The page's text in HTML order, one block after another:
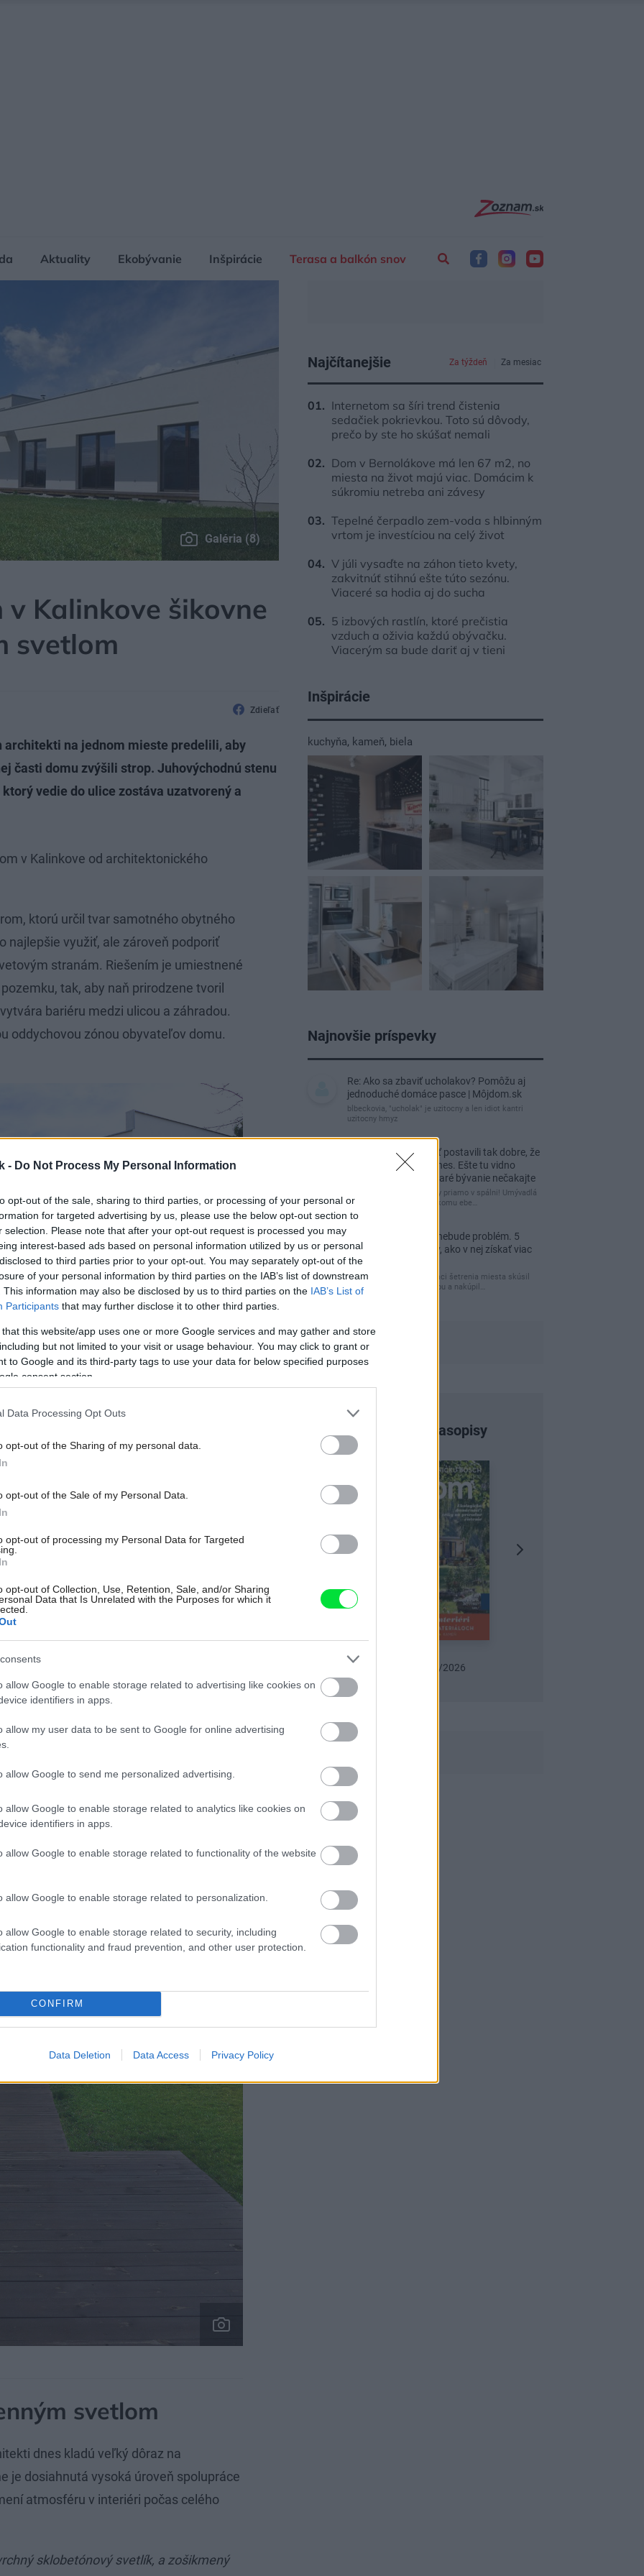
- Do Not Process My Personal Information
opt-out of the sale, sharing to third parties, or processing of your personal or
for targeted advertising by us, please use the below opt-out section to
selection. Please note that after your opt-out request is processed you may
interest-based ads based on personal information utilized by us or personal
to third parties prior to your opt-out. You may separately opt-out of the
of your personal information by third parties on the IAB’s list of downstream
This information may also be disclosed by us to third parties on the IAB’s List of
Participants that may further disclose it to other third parties.
that this website/app uses one or more Google services and may gather and store
but not limited to your visit or usage behaviour. You may click to grant or
to Google and its third-party tags to use your data for below specified purposes
consent section.
Data Processing Opt Outs
opt-out of the Sharing of my personal data.
opt-out of the Sale of my Personal Data.
opt-out of processing my Personal Data for Targeted
opt-out of Collection, Use, Retention, Sale, and/or Sharing
Data that Is Unrelated with the Purposes for which it
allow Google to enable storage related to advertising like cookies on
identifiers in apps.
allow my user data to be sent to Google for online advertising
allow Google to send me personalized advertising.
allow Google to enable storage related to analytics like cookies on
identifiers in apps.
allow Google to enable storage related to functionality of the website
allow Google to enable storage related to personalization.
allow Google to enable storage related to security, including
functionality and fraud prevention, and other user protection.
CONFIRM
Data Deletion Data Access Privacy Policy
Aktuality Ekobývanie Inšpirácie Terasa a balkón snov
Galéria (8)
Kalinkove šikovne
svetlom
Zdieľať
architekti na jednom mieste predelili, aby
časti domu zvýšili strop. Juhovýchodnú stenu
vedie do ulice zostáva uzatvorený a
v Kalinkove od architektonického
ktorú určil tvar samotného obytného
najlepšie využiť, ale zároveň podporiť
stranám. Riešením je umiestnené
tak, aby naň prirodzene tvoril
bariéru medzi ulicou a záhradou.
oddychovou zónou obyvateľov domu.
majiteľov domu. Zo zádveria
a obývacej izby, ktorá je spojená s
priestoru. Veľkoplošné
hranice medzi interiérom a
cítiť ako v prírode.
vytvára výška stropu a jeho
steny oddelený sklobetónovým
priestoru. Z kuchyne vojdete do
ju dve izby, kúpeľňa, a rodičovská
Z každej izby je možný priamy prístup
okná.
svetlom
dnes kladú veľký dôraz na
je dosiahnutá vysoká úroveň spolupráce
atmosféru v interiéri počas celého
sklobetónový svetlík, a zošikmený
Najčítanejšie Za týždeň Za mesiac
Internetom sa šíri trend čistenia
sedačiek pokrievkou. Toto sú dôvody,
prečo by ste ho skúšať nemali
Dom v Bernolákove má len 67 m2, no
miesta na život majú viac. Domácim k
súkromiu netreba ani závesy
Tepelné čerpadlo zem-voda s hlbinným
vrtom je investíciou na celý život
V júli vysaďte na záhon tieto kvety,
zakvitnúť stihnú ešte túto sezónu.
Viaceré sa hodia aj do sucha
5 izbových rastlín, ktoré prečistia
vzduch a oživia každú obývačku.
Viacerým sa bude dariť aj v tieni
Inšpirácie
kuchyňa, kameň, biela
Najnovšie príspevky
Re: Ako sa zbaviť ucholakov? Pomôžu aj
jednoduché domáce pasce | Môjdom.sk
blbeckovia, "ucholak" je uzitocny a len idiot kantri
uzitocny hmyz
Re: Vidiecku usadlosť postavili tak dobre, že
domáceho chráni i dnes. Ešte tu vidno
kamenné múry, no staré bývanie nečakajte
čakám kedy budú wc misy priamo v spálni! Umývadlá
už sú štandardom! Tu niekomu ebe…
Re: Tesná spálňa už nebude problém. 5
praktických nápadov, ako v nej získať viac
úložného miesta
Ja som pred časom v rámci šetrenia miesta skúsil
využiť priestor pod posteľou a nakúpil…
Najnovšie časopisy
Urob si sám 6/2026